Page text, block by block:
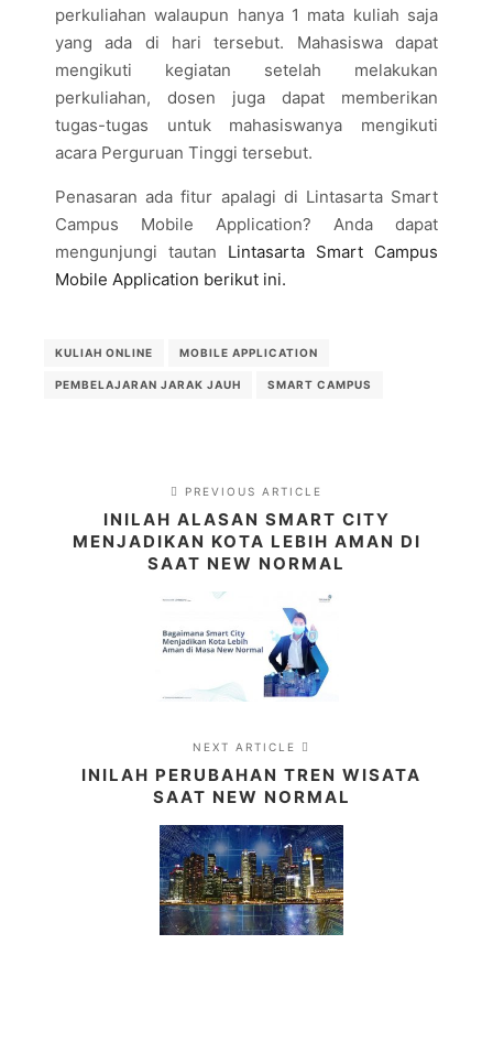
perkuliahan walaupun hanya 1 mata kuliah saja
yang ada di hari tersebut. Mahasiswa dapat
mengikuti kegiatan setelah melakukan
perkuliahan, dosen juga dapat memberikan
tugas-tugas untuk mahasiswanya mengikuti
acara Perguruan Tinggi tersebut.
Penasaran ada fitur apalagi di Lintasarta Smart
Campus Mobile Application? Anda dapat
mengunjungi tautan Lintasarta Smart Campus
Mobile Application berikut ini.
KULIAH ONLINE MOBILE APPLICATION
PEMBELAJARAN JARAK JAUH SMART CAMPUS
PREVIOUS ARTICLE
INILAH ALASAN SMART CITY
MENJADIKAN KOTA LEBIH AMAN DI
SAAT NEW NORMAL
NEXT ARTICLE
INILAH PERUBAHAN TREN WISATA
SAAT NEW NORMAL